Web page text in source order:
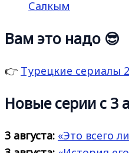
Салкым
Вам это надо 😎
👉 Турецкие сериалы
Новые серии с 3
3 августа: «Это всего